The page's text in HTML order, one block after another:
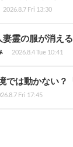
2026.8.7 Fri 13:30
霊の服が消え
2026.8.4 Tue 10:41
では動かない？
Fri 17:45